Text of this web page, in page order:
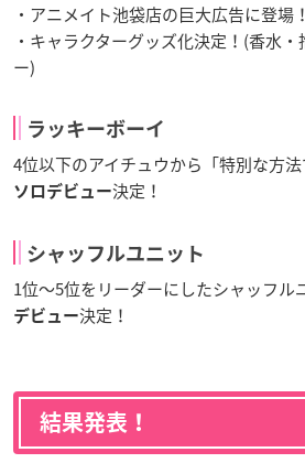
・アニメイト池袋店の巨大広告に登場！
・キャラクターグッズ化決定！(香水
ー)
ラッキーボーイ
4位以下のアイチュウから「特別な方法
ソロデビュー決定！
シャッフルユニット
1位〜5位をリーダーにしたシャッフル
デビュー決定！
結果発表！